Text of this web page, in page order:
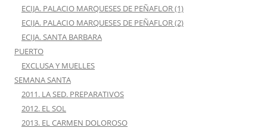
ECIJA. PALACIO MARQUESES DE PEÑAFLOR (1)
ECIJA. PALACIO MARQUESES DE PEÑAFLOR (2)
ECIJA. SANTA BARBARA
PUERTO
EXCLUSA Y MUELLES
SEMANA SANTA
2011. LA SED. PREPARATIVOS
2012. EL SOL
2013. EL CARMEN DOLOROSO